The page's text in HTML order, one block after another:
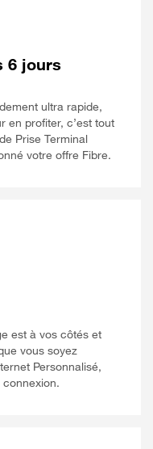
6 jours
ultra rapide,
en profiter, c’est tout
Prise Terminal
votre offre Fibre.
est à vos côtés et
vous soyez
Personnalisé,
connexion.